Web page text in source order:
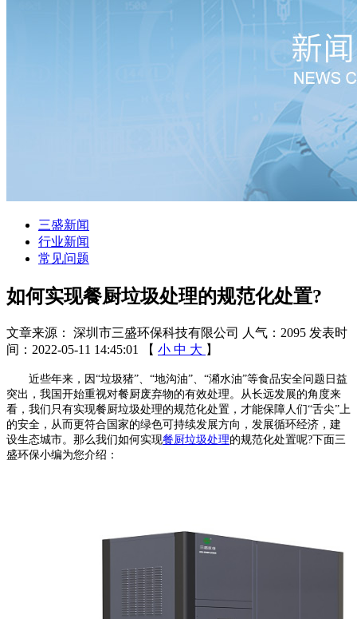
三盛新闻
行业新闻
常见问题
如何实现餐厨垃圾处理的规范化处置?
文章来源： 深圳市三盛环保科技有限公司 人气：2095 发表时
间：2022-05-11 14:45:01
【 小 中 大 】
近些年来，因“垃圾猪”、“地沟油”、“潲水油”等食品安全问题日益
突出，我国开始重视对餐厨废弃物的有效处理。从长远发展的角度来
看，我们只有实现餐厨垃圾处理的规范化处置，才能保障人们“舌尖”上
的安全，从而更符合国家的绿色可持续发展方向，发展循环经济，建
设生态城市。那么我们如何实现餐厨垃圾处理的规范化处置呢?下面三
盛环保小编为您介绍：